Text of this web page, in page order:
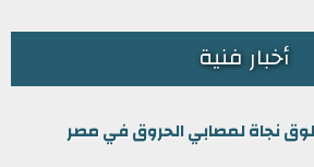
أخبار فنية
نجاة لمصابي الحروق في مصر